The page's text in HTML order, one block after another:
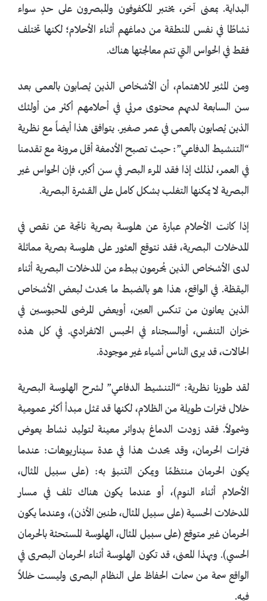
البداية. بمعنى آخر، يختبر المكفوفون والمبصرون على حدٍ سواء
نشاطًا في نفس المنطقة من دماغهم أثناء الأحلام؛ لكنها تختلف
فقط في الحواس التي تتم معالجتها هناك.
ومن المثير للاهتمام، أن الأشخاص الذين يُصابون بالعمى بعد
سن السابعة لديهم محتوى مرئي في أحلامهم أكثر من أولئك
الذين يُصابون بالعمى في عمر صغير. يتوافق هذا أيضاً مع نظرية
“التنشيط الدفاعي”: حيث تصبح الأدمغة أقل مرونة مع تقدمنا
في العمر، لذلك إذا فقد المرء البصر في سن أكبر، فإن الحواس غير
البصرية لا يمكنها التغلب بشكل كامل على القشرة البصرية.
إذا كانت الأحلام عبارة عن هلوسة بصرية ناتجة عن نقص في
المدخلات البصرية، فقد نتوقع العثور على هلوسة بصرية مماثلة
لدى الأشخاص الذين يُحرمون ببطء من المدخلات البصرية أثناء
اليقظة. في الواقع، هذا هو بالضبط ما يحدث لبعض الأشخاص
الذين يعانون من تنكس العين، أوبعض المرضى المحبوسين في
خزان التنفس، أوالسجناء في الحبس الانفرادي. في كل هذه
الحالات، قد يرى الناس أشياء غير موجودة.
لقد طورنا نظرية: “التنشيط الدفاعي” لشرح الهلوسة البصرية
خلال فترات طويلة من الظلام، لكنها قد تمثل مبدأ أكثر عمومية
وشمولاً. فقد زودت الدماغ بدوائر معينة لتوليد نشاط يعوض
فترات الحرمان، وقد يحدث هذا في عدة سيناريوهات: عندما
يكون الحرمان منتظمًا ويمكن التنبؤ به: (على سبيل المثال،
الأحلام أثناء النوم)، أو عندما يكون هناك تلف في مسار
المدخلات الحسية (على سبيل المثال، طنين الأذن)، وعندما يكون
الحرمان غير متوقع (على سبيل المثال، الهلوسة المستحثة بالحرمان
الحسي). وبهذا المعنى، قد تكون الهلوسة أثناء الحرمان البصرى في
الواقع سمة من سمات الحفاظ على النظام البصرى وليست خللاً
فيه.